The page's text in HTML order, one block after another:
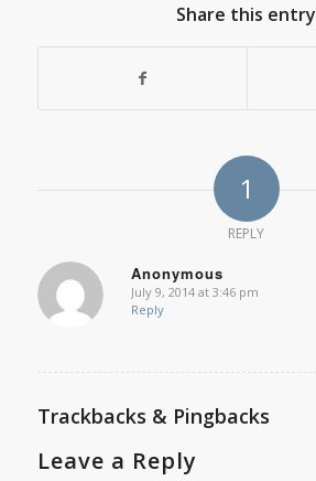
Share this entry
1
REPLY
Anonymous
says:
July 9, 2014 at 3:46 pm
Reply
Trackbacks & Pingbacks
Leave a Reply